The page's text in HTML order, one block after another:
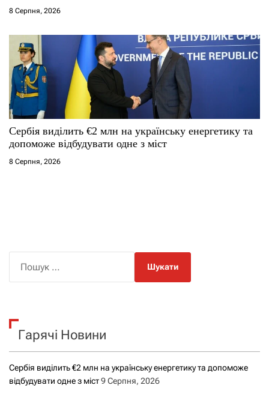
8 Серпня, 2026
Сербія виділить €2 млн на українську енергетику та
допоможе відбудувати одне з міст
8 Серпня, 2026
к
Гарячі Новини
Сербія виділить €2 млн на українську енергетику та допоможе
відбудувати одне з міст9 Серпня, 2026